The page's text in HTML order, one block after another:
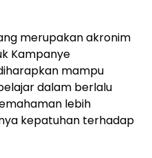
merupakan akronim
Kampanye
mampu
dalam berlalu
lebih
kepatuhan terhadap